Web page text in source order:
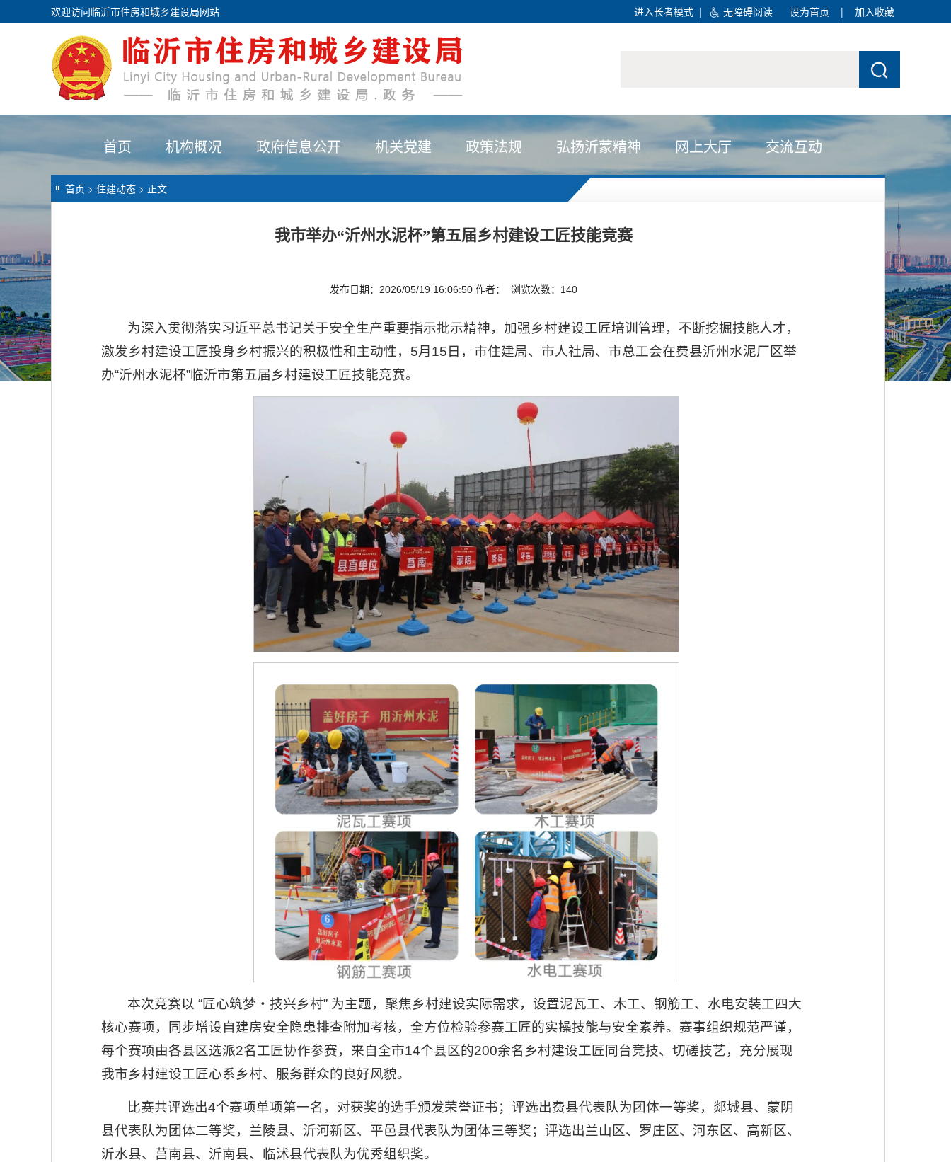
欢迎访问临沂市住房和城乡建设局网站 进入长者模式 | 无障碍阅读 设为首页 | 加入收藏
首页 机构概况 政府信息公开 机关党建 政策法规 弘扬沂蒙精神 网上大厅 交流互动
首页 > 住建动态 > 正文
我市举办“沂州水泥杯”第五届乡村建设工匠技能竞赛
发布日期：2026/05/19 16:06:50 作者： 浏览次数： 140
为深入贯彻落实习近平总书记关于安全生产重要指示批示精神，加强乡村建设工匠培训管理，不断挖掘技能人才，
激发乡村建设工匠投身乡村振兴的积极性和主动性，5月15日，市住建局、市人社局、市总工会在费县沂州水泥厂区举
办“沂州水泥杯”临沂市第五届乡村建设工匠技能竞赛。
本次竞赛以 “匠心筑梦・技兴乡村” 为主题，聚焦乡村建设实际需求，设置泥瓦工、木工、钢筋工、水电安装工四大
核心赛项，同步增设自建房安全隐患排查附加考核，全方位检验参赛工匠的实操技能与安全素养。赛事组织规范严谨，
每个赛项由各县区选派2名工匠协作参赛，来自全市14个县区的200余名乡村建设工匠同台竞技、切磋技艺，充分展现
我市乡村建设工匠心系乡村、服务群众的良好风貌。
比赛共评选出4个赛项单项第一名，对获奖的选手颁发荣誉证书；评选出费县代表队为团体一等奖，郯城县、蒙阴
县代表队为团体二等奖，兰陵县、沂河新区、平邑县代表队为团体三等奖；评选出兰山区、罗庄区、河东区、高新区、
沂水县、莒南县、沂南县、临沭县代表队为优秀组织奖。